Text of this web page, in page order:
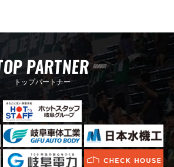
PARTNER
トップパートナー